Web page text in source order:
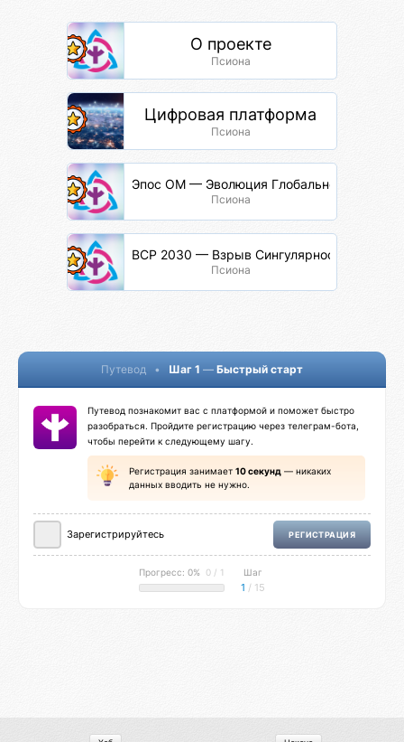
О проекте
Псиона
Цифровая платформа
Псиона
Эпос ОМ — Эволюция Глобальной Сети
Псиона
ВСР 2030 — Взрыв Сингулярности Разума
Псиона
Путевод • Шаг 1 — Быстрый старт
Путевод познакомит вас с платформой и поможет быстро
разобраться. Пройдите регистрацию через телеграм-бота,
чтобы перейти к следующему шагу.
Регистрация занимает 10 секунд — никаких
данных вводить не нужно.
Зарегистрируйтесь РЕГИСТРАЦИЯ
Прогресс: 0% 0 / 1 Шаг
1 / 15